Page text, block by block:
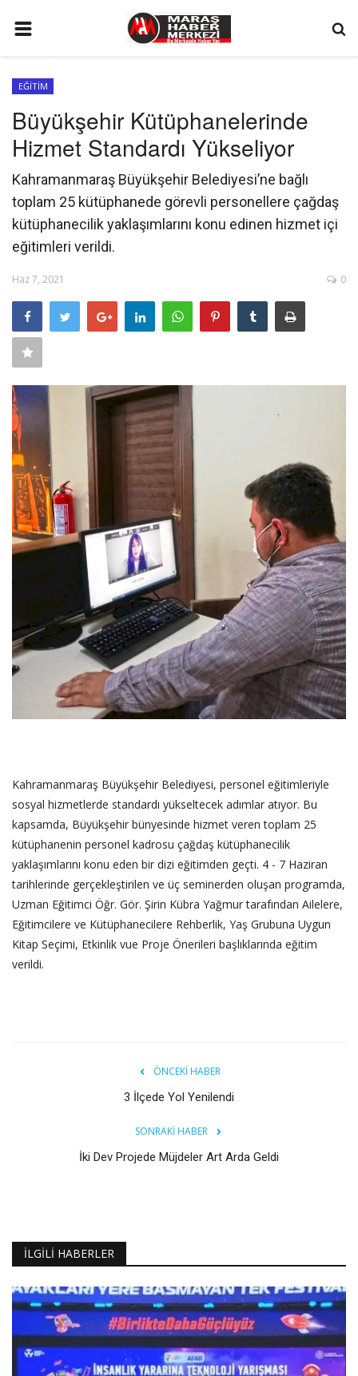
GÜNDEM
SİYASET
EKONOMİ
EĞİTİM
SPOR
İLETİŞİM
KÜNYE
FOTO GALERİ
KÜLTÜR SANAT
FİRMA HABER
OTURUM AÇ
KAYIT
EĞİTİM
Büyükşehir Kütüphanelerinde
Hizmet Standardı Yükseliyor
Kahramanmaraş Büyükşehir Belediyesi’ne bağlı
toplam 25 kütüphanede görevli personellere çağdaş
kütüphanecilik yaklaşımlarını konu edinen hizmet içi
eğitimleri verildi.
Haz 7, 2021 0
Kahramanmaraş Büyükşehir Belediyesi, personel eğitimleriyle
sosyal hizmetlerde standardı yükseltecek adımlar atıyor. Bu
kapsamda, Büyükşehir bünyesinde hizmet veren toplam 25
kütüphanenin personel kadrosu çağdaş kütüphanecilik
yaklaşımlarını konu eden bir dizi eğitimden geçti. 4 - 7 Haziran
tarihlerinde gerçekleştirilen ve üç seminerden oluşan programda,
Uzman Eğitimci Öğr. Gör. Şirin Kübra Yağmur tarafından Ailelere,
Eğitimcilere ve Kütüphanecilere Rehberlik, Yaş Grubuna Uygun
Kitap Seçimi, Etkinlik vue Proje Önerileri başlıklarında eğitim
verildi.
ÖNCEKI HABER
3 İlçede Yol Yenilendi
SONRAKI HABER
İki Dev Projede Müjdeler Art Arda Geldi
İLGILI HABERLER